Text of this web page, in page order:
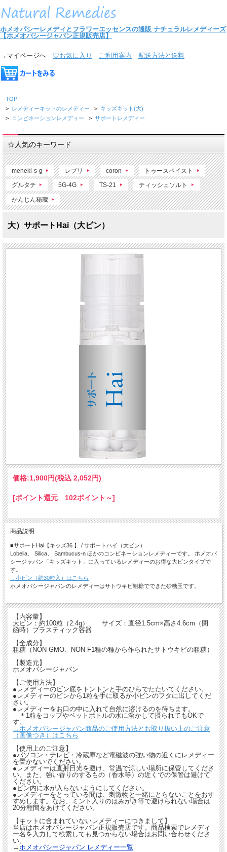
ホメオパシーレメディとフラワーエッセンスの通販 ナチュラルレメディーズ
【ホメオパシージャパン正規販売店】
→マイページへ ♡お気に入り ご利用案内 配送方法と送料
TOP
> レメディーキットのレメディー > キッズキット(大)
> コンビネーションレメディー > サポートレメディー
☆人気のキーワード
meneki-s-g レプリ coron トゥースペイスト
グルタチ 5G-4G TS-21 ティッシュソルト
かんじん秘蔵
大）サポートHai（大ビン）
価格:1,900円(税込 2,052円)
[ポイント還元 102ポイント～]
商品説明
■サポートHai【キッズ36 】 / サポートハイ（大ビン）
Lobelia、 Silica、 Sambucus-n ほかのコンビネーションレメディーです。 ホメオパ
シージャパン「キッズキット」に入っているレメディーのお得な大ビンタイプで
す。
→小ビン（約30粒入）はこちら
ホメオパシージャパンのレメディーはサトウキビ粗糖でできた砂糖玉です。
【内容量】
大ビン：約100粒（2.4g） サイズ：直径1.5cm×高さ4.6cm（閉
函時）プラスティック容器
【全成分】
粗糖（NON GMO、NON F1種の種から作られたサトウキビの粗糖）
【製造元】
ホメオパシージャパン
【ご使用方法】
●レメディーのビン底をトントンと手のひらでたたいてください。
●レメディーのビンから1粒を手に取るか小ビンのフタに出してくだ
さい。
●レメディーをお口の中に入れて自然に溶けるのを待ちます。
＊1粒をコップやペットボトルの水に溶かして摂られてもOKで
す。
→ホメオパシージャパン商品のご使用方法とお取り扱い上のご注意
（画像つき）はこちら
【使用上のご注意】
●パソコン・テレビ・冷蔵庫など電磁波の強い物の近くにレメディー
を置かないでください。
●レメディーは直射日光を避け、常温で涼しい場所に保管してくださ
い。また、強い香りのするもの（香水等）の近くでの保管は避けて
ください。
●ビン内に水が入らないようにしてください。
●レメディーをとっている間は、刺激物と一緒にとらないことをおす
すめします。なお、ミント入りのはみがき等で避けられない場合は
20分程間をあけてください。
【キットに含まれていないレメディーにつきまして】
当店はホメオパシージャパン正規販売店です。商品検索でレメディ
ー名を入力して検索しても見つからない場合はお問い合わせくださ
い。
→ホメオパシージャパン レメディー一覧